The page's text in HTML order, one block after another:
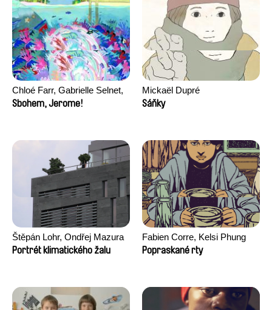
Chloé Farr, Gabrielle Selnet,
Adam Sillard
Sbohem, Jerome!
Mickaël Dupré
Sáňky
Štěpán Lohr, Ondřej Mazura
Portrét klimatického žalu
Fabien Corre, Kelsi Phung
Popraskané rty